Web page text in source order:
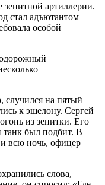
зенитной артиллерии.
стал адъютантом
особой
случился на пятый
к эшелону. Сергей
из зенитки. Его
танк был подбит. В
и всю ночь, офицер
слова,